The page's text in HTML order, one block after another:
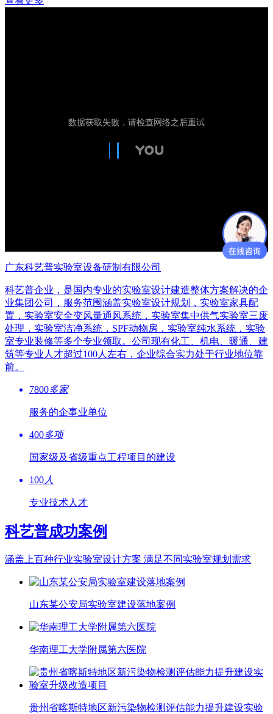
广东科艺普实验室设备研制有限公司
科艺普企业，是国内专业的实验室设计建造整体方案解决的企
业集团公司，服务范围涵盖实验室设计规划，实验室家具配
置，实验室安全变风量通风系统，实验室集中供气实验室三废
处理，实验室洁净系统，SPF动物房，实验室纯水系统，实验
室专业装修等多个专业领取。公司现有化工、机电、暖通、建
筑等专业人才超过100人左右，企业综合实力处于行业地位靠
前。
7800多家
服务的企事业单位
400多项
国家级及省级重点工程项目的建设
100 人
专业技术人才
科艺普成功案例
涵盖上百种行业实验室设计方案 满足不同实验室规划需求
山东某公安局实验室建设落地案例
华南理工大学附属第六医院
贵州省喀斯特地区新污染物检测评估能力提升建设实验